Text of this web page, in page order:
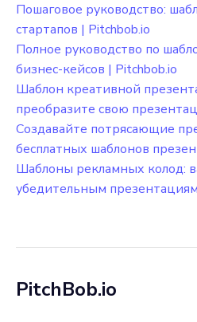
Пошаговое руководство:
стартапов | Pitchbob.io
Полное руководство по
бизнес-кейсов | Pitchbob.io
Шаблон креативной
преобразите свою
Создавайте потрясающие
бесплатных шаблонов
Шаблоны рекламных колод:
убедительным
PitchBob.io